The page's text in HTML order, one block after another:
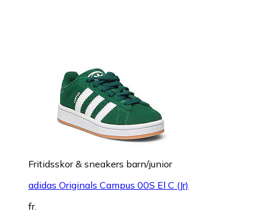
Fritidsskor & sneakers barn/junior
adidas Originals Campus 00S El C (Jr)
fr.